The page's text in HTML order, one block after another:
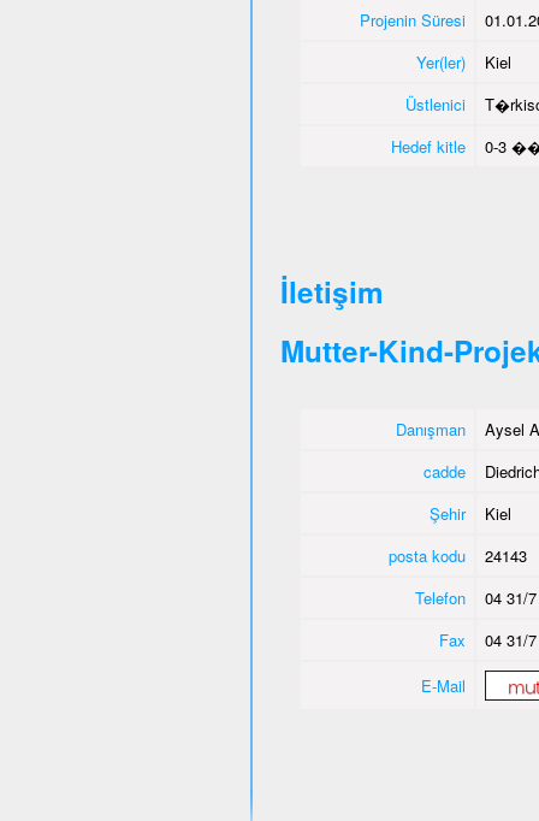
Projenin Süresi
Yer(ler)
Kiel
Üstlenici
Hedef kitle
0-3 ��
İletişim
Mutter-Kind-
Danışman
Aysel
cadde
Şehir
Kiel
posta kodu
24143
Telefon
04 31/
Fax
04 31/
E-Mail